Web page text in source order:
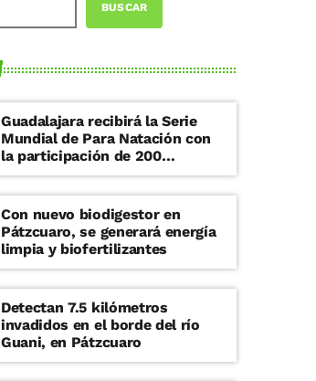
BUSCAR
Guadalajara recibirá la Serie
Mundial de Para Natación con
la participación de 200
deportistas
Con nuevo biodigestor en
Pátzcuaro, se generará energía
limpia y biofertilizantes
Detectan 7.5 kilómetros
invadidos en el borde del río
Guani, en Pátzcuaro